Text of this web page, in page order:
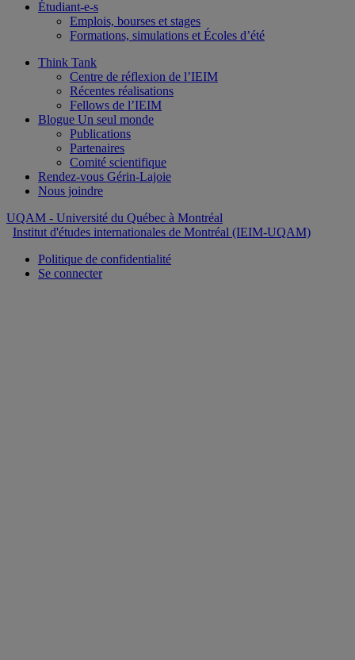
Étudiant-e-s
Emplois, bourses et stages
Formations, simulations et Écoles d’été
Think Tank
Centre de réflexion de l’IEIM
Récentes réalisations
Fellows de l’IEIM
Blogue Un seul monde
Publications
Partenaires
Comité scientifique
Rendez-vous Gérin-Lajoie
Nous joindre
UQAM - Université du Québec à Montréal
Institut d'études internationales de Montréal (IEIM-UQAM)
Politique de confidentialité
Se connecter